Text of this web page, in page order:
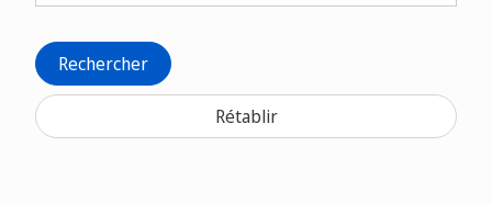
Rechercher
Rétablir